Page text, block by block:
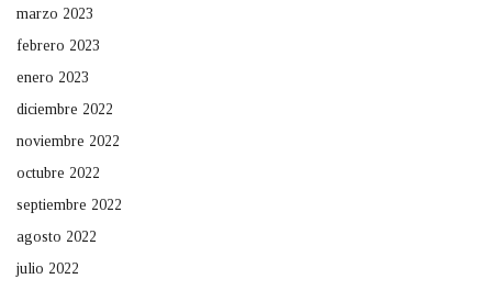
marzo 2023
febrero 2023
enero 2023
diciembre 2022
noviembre 2022
octubre 2022
septiembre 2022
agosto 2022
julio 2022